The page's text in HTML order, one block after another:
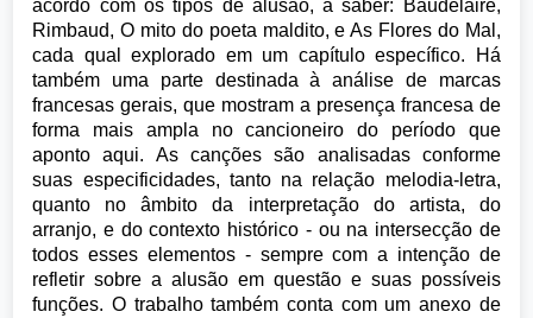
acordo com os tipos de alusão, a saber: Baudelaire,
Rimbaud, O mito do poeta maldito, e As Flores do Mal,
cada qual explorado em um capítulo específico. Há
também uma parte destinada à análise de marcas
francesas gerais, que mostram a presença francesa de
forma mais ampla no cancioneiro do período que
aponto aqui. As canções são analisadas conforme
suas especificidades, tanto na relação melodia-letra,
quanto no âmbito da interpretação do artista, do
arranjo, e do contexto histórico - ou na intersecção de
todos esses elementos - sempre com a intenção de
refletir sobre a alusão em questão e suas possíveis
funções. O trabalho também conta com um anexo de